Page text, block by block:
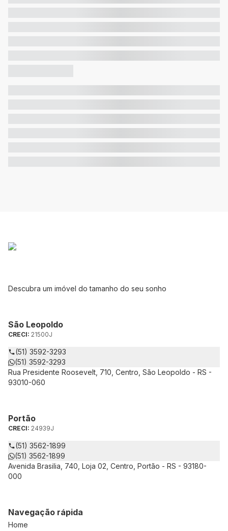
Descubra um imóvel do tamanho do seu sonho
São Leopoldo
CRECI: 21500J
(51) 3592-3293
(51) 3592-3293
Rua Presidente Roosevelt, 710, Centro, São Leopoldo - RS -
93010-060
Portão
CRECI: 24939J
(51) 3562-1899
(51) 3562-1899
Avenida Brasilia, 740, Loja 02, Centro, Portão - RS - 93180-
000
Navegação rápida
Home